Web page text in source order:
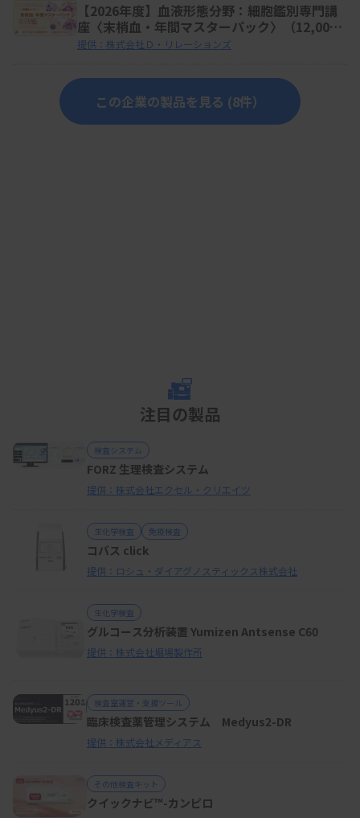
【2026年度】血液形態分野：細胞鑑別専門講
座〈末梢血・年間マスターパック〉（12,000
円（税抜））
提供：株式会社Ｄ・リレーションズ
この企業の製品を見る (8件）
注目の製品
検査システム
FORZ 生理検査システム
提供：株式会社エクセル・クリエイツ
生化学検査 免疫検査
コバス click
提供：ロシュ・ダイアグノスティックス株式会社
生化学検査
グルコース分析装置 Yumizen Antsense C60
提供：株式会社堀場製作所
検査室運営・支援ツール
臨床検査薬管理システム Medyus2-DR
提供：株式会社メディアス
その他検査キット
クイックナビ™-カンピロ